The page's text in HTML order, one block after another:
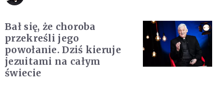
Bał się, że choroba
przekreśli jego
powołanie. Dziś kieruje
jezuitami na całym
świecie